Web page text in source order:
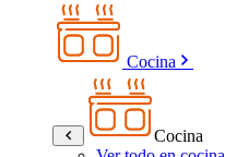
Cocina
Cocina